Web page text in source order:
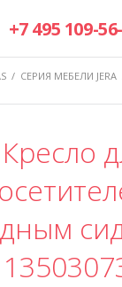
+7 495 109-
/ СЕРИЯ МЕБЕЛИ JERA
Кресло